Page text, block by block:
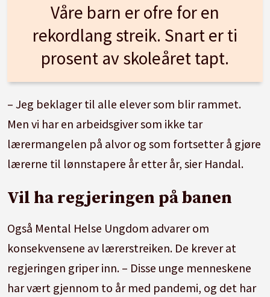
Våre barn er ofre for en
rekordlang streik. Snart er ti
prosent av skoleåret tapt.
– Jeg beklager til alle elever som blir rammet.
Men vi har en arbeidsgiver som ikke tar
lærermangelen på alvor og som fortsetter å gjøre
lærerne til lønnstapere år etter år, sier Handal.
Vil ha regjeringen på banen
Også Mental Helse Ungdom advarer om
konsekvensene av lærerstreiken. De krever at
regjeringen griper inn. – Disse unge menneskene
har vært gjennom to år med pandemi, og det har